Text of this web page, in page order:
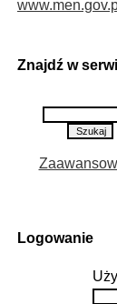
Znajdź w
Logowanie